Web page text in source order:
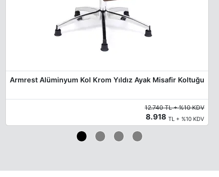
Armrest Alüminyum Kol Krom Yıldız Ayak Misafir Koltuğu
12.740 TL + %10 KDV
8.918 TL + %10 KDV